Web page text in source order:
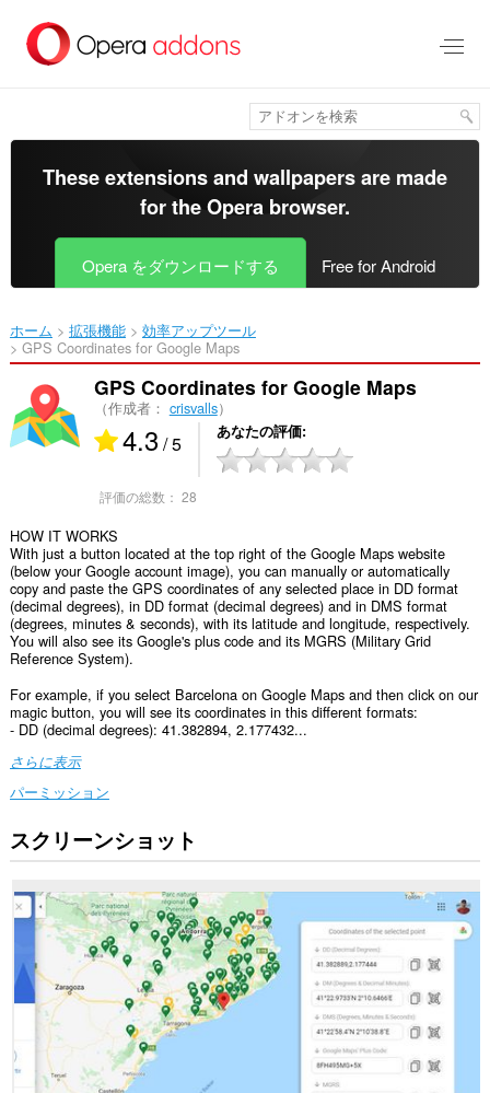
メ
ツ
移
動
These extensions and wallpapers are made
for theOpera browser.
Opera をダウンロードする Free for Android
ホーム 拡張機能
効率アップツール
GPS Coordinates for Google Maps‎
GPS Coordinates for Google Maps
（作成者： crisvalls）
4.3 / 5 あなたの評価
評価の総数： 28
HOW IT WORKS
With just a button located at the top right of the Google Maps website
(below your Google account image), you can manually or automatically
copy and paste the GPS coordinates of any selected place in DD format
(decimal degrees), in DD format (decimal degrees) and in DMS format
(degrees, minutes & seconds), with its latitude and longitude, respectively.
You will also see its Google's plus code and its MGRS (Military Grid
Reference System).
For example, if you select Barcelona on Google Maps and then click on our
magic button, you will see its coordinates in this different formats:
- DD (decimal degrees): 41.382894, 2.177432...
さらに表示
パーミッション
こ
の
張
機
能
す
べ
て
イ
ト
スクリーンショット